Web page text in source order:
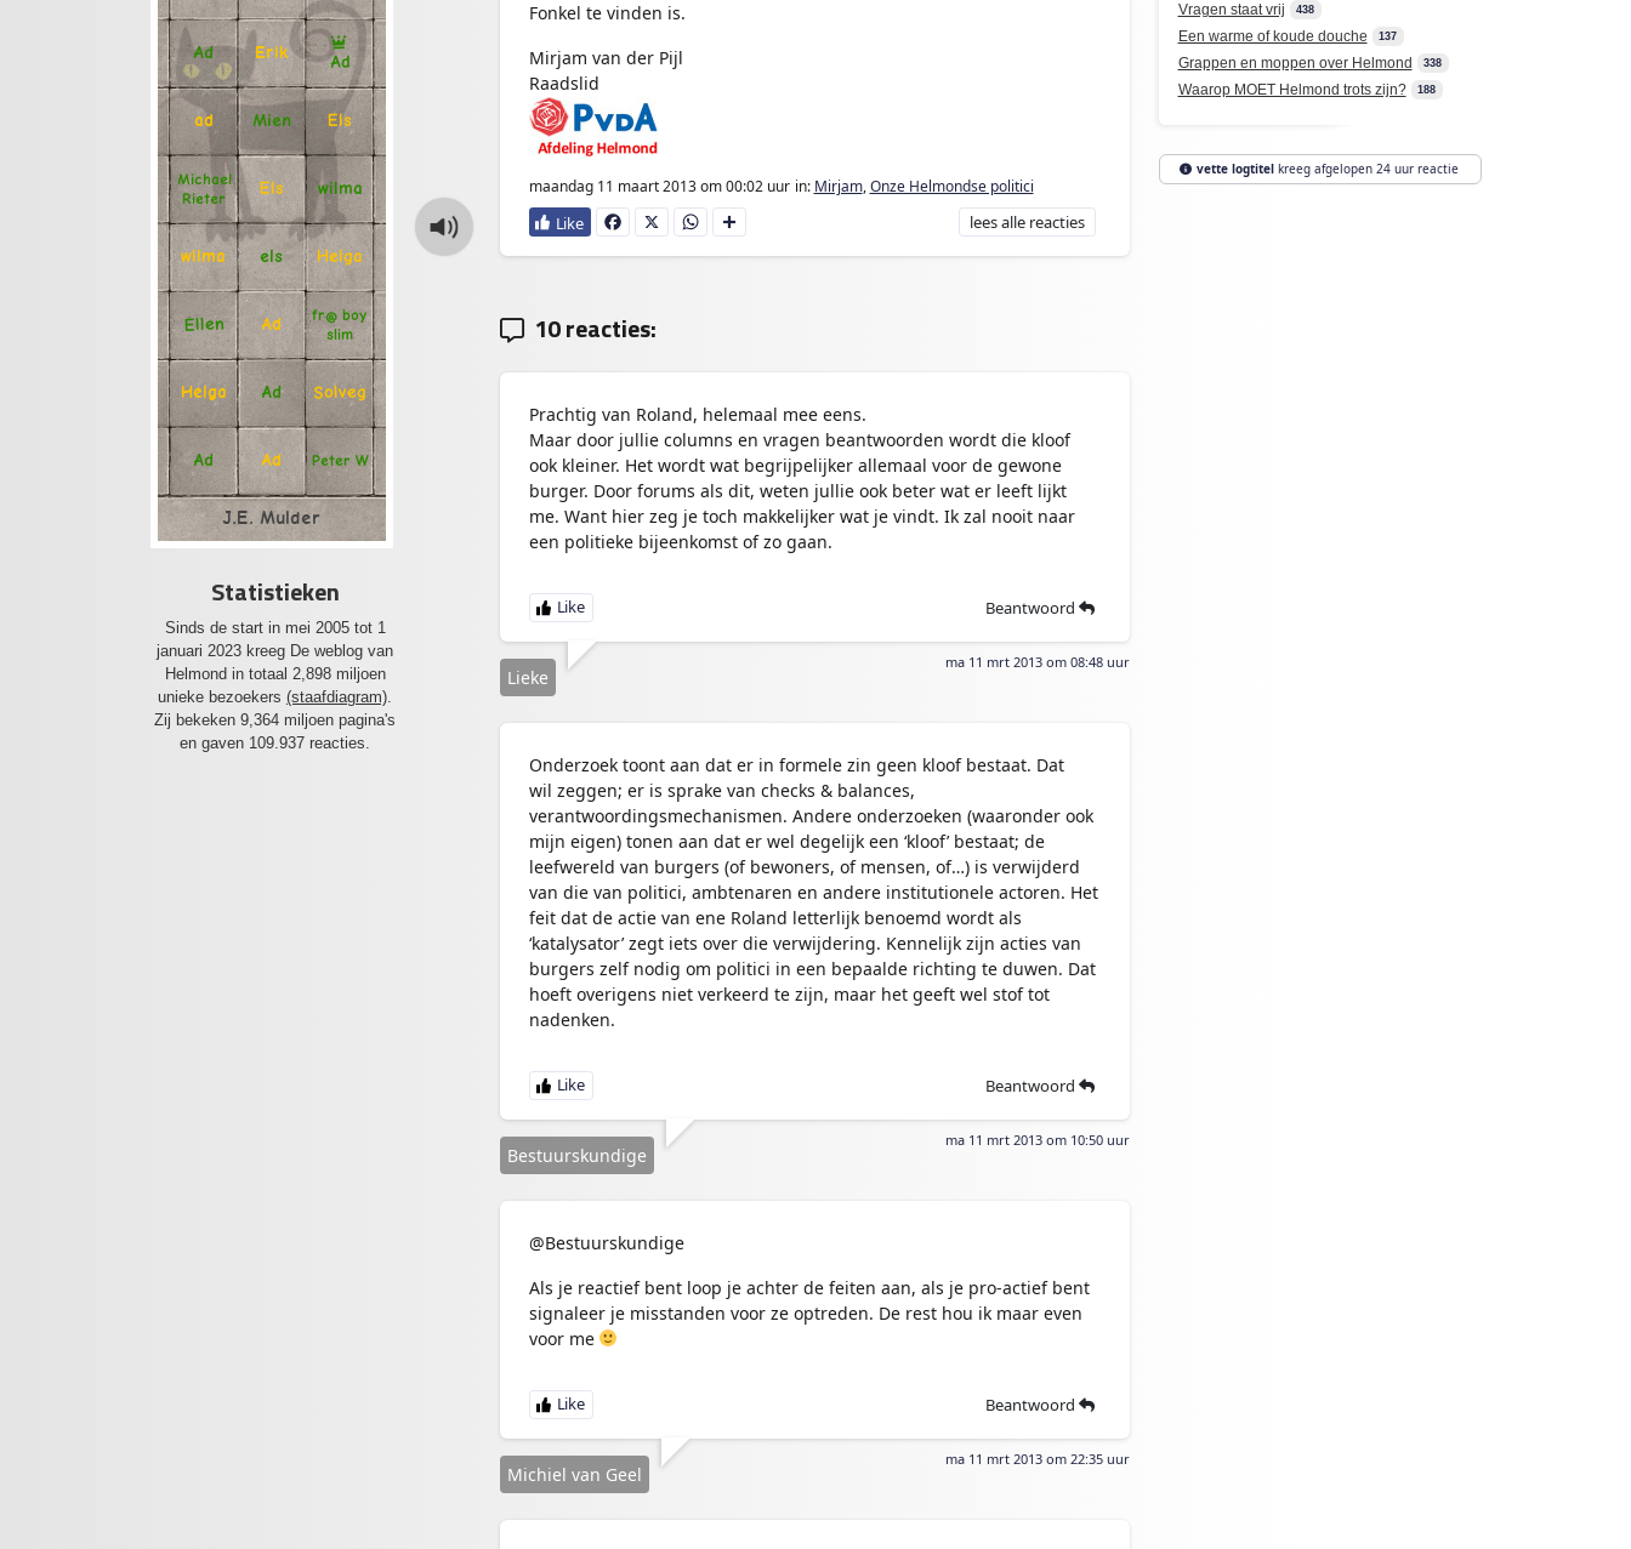
Ad Erik
Ad
ad Mien Els
Michael
Rieter
Els wilma
wilma els Helga
Ellen Ad fr@ boy
slim
Helga Ad Solveg
Ad Ad Peter W
J.E. Mulder
Statistieken
Sinds de start in mei 2005 tot 1
januari 2023 kreeg De weblog van
Helmond in totaal 2,898 miljoen
unieke bezoekers (staafdiagram)
Zij bekeken 9,364 miljoen pagina's
en gaven 109.937 reacties.
Fonkel te vinden is.
Mirjam van der Pijl
Raadslid
maandag 11 maart 2013om 00:02 uur in: Mirjam,Onze Helmondse politici
Fa
ce
X
W
ha
D
e
leesalle reacties
10 reacties:
Prachtig van Roland, helemaal mee eens.
Maar door jullie columns en vragen beantwoorden wordt die kloof
ook kleiner. Het wordt wat begrijpelijker allemaal voor de gewone
burger. Door forums als dit, weten jullie ook beter wat er leeft lijkt
me. Want hier zeg je toch makkelijker wat je vindt. Ik zal nooit naar
een politieke bijeenkomst of zo gaan.
Beantwoord
ma 11 mrt 2013 om 08:48 uur
Lieke
Onderzoek toont aan dat er in formele zin geen kloof bestaat. Dat
wil zeggen; er is sprake van checks & balances,
verantwoordingsmechanismen. Andere onderzoeken (waaronder ook
mijn eigen) tonen aan dat er wel degelijk een ‘kloof’ bestaat; de
leefwereld van burgers (of bewoners, of mensen, of…) is verwijderd
van die van politici, ambtenaren en andere institutionele actoren. Het
feit dat de actie van ene Roland letterlijk benoemd wordt als
‘katalysator’ zegt iets over die verwijdering. Kennelijk zijn acties van
burgers zelf nodig om politici in een bepaalde richting te duwen. Dat
hoeft overigens niet verkeerd te zijn, maar het geeft wel stof tot
nadenken.
Beantwoord
ma 11 mrt 2013 om 10:50 uur
Bestuurskundige
@Bestuurskundige
Als je reactief bent loop je achter de feiten aan, als je pro-actief bent
signaleer je misstanden voor ze optreden. De rest hou ik maar even
voor me
Beantwoord
ma 11 mrt 2013 om 22:35 uur
Michiel van Geel
Vragen staat vrij 438
Een warme of koude douche 137
Grappen en moppen over Helmond 338
Waarop MOET Helmond trots zijn? 188
vette logtitelkreeg afgelopen 24 uur reactie